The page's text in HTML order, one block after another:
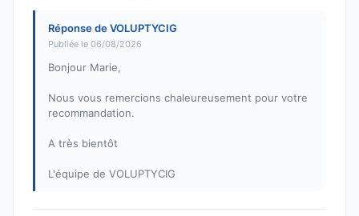
Réponse de VOLUPTYCIG
Publiée le 06/08/2026
Bonjour Marie,
Nous vous remercions chaleureusement pour votre
recommandation.
A très bientôt
L'équipe de VOLUPTYCIG